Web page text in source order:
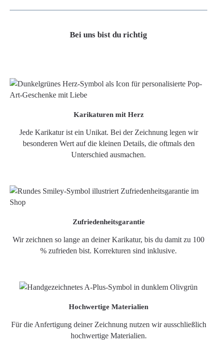
Bei uns bist du richtig
Karikaturen mit Herz
Jede Karikatur ist ein Unikat. Bei der Zeichnung legen wir
besonderen Wert auf die kleinen Details, die oftmals den
Unterschied ausmachen.
Zufriedenheitsgarantie
Wir zeichnen so lange an deiner Karikatur, bis du damit zu 100
% zufrieden bist. Korrekturen sind inklusive.
Hochwertige Materialien
Für die Anfertigung deiner Zeichnung nutzen wir ausschließlich
hochwertige Materialien.